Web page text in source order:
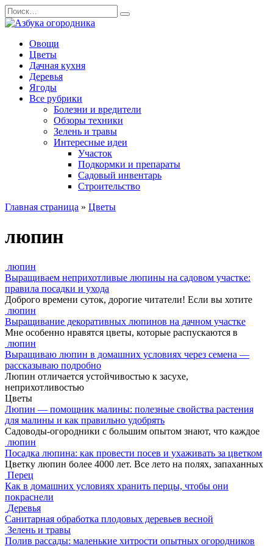
Перейти
к
содержанию
Search
for:
Овощи
Цветы
Дачная кухня
Деревья
Ягоды
Все рубрики
Болезни и вредители
Обзоры техники
Зелень и травы
Интересные идеи
Участок
Подкормки и препараты
Садовый инвентарь
Строительство
Главная страница » Цветы
люпин
люпин
Выращиваем неприхотливые люпины на садовом участке:
правила посадки и ухода
Доброго времени суток, дорогие читатели! Если вы хотите
люпин
Выращивание декоративных люпинов на дачном участке
Мне особенно нравятся цветы, которые распускаются в
люпин
Выращиваю люпин в домашних условиях через семена —
рассказываю подробно
Люпин отличается устойчивостью к засухе,
неприхотливостью
Цветы
Люпин — помощник малины: полезные свойства растения
для малины и как правильно удобрять
Садоводы-огородники с большим опытом знают, что каждое
люпин
Посадка люпина: как провести посев и ухаживать за цветком
Цветку люпин более 4000 лет. Все лето на полях, запаханных
Перец
Как в домашних условиях хранить перцы, чтобы они
покраснели
Деревья
Санитарная обработка плодовых деревьев весной
Зелень и травы
Полив рассады: маленькие хитрости опытных огородников